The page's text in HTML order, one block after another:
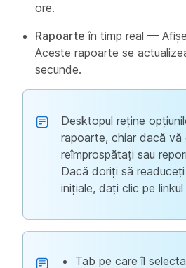
ore.
Rapoarte în timp real —
Aceste rapoarte se
secunde.
Desktopul reține
rapoarte, chiar dacă
reîmprospătați sau
Dacă doriți să
inițiale, dați clic pe
Tab pe care îl